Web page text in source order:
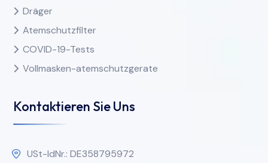
Dräger
Atemschutzfilter
COVID-19-Tests
Vollmasken-atemschutzgerate
Kontaktieren Sie Uns
USt-IdNr.: DE358795972